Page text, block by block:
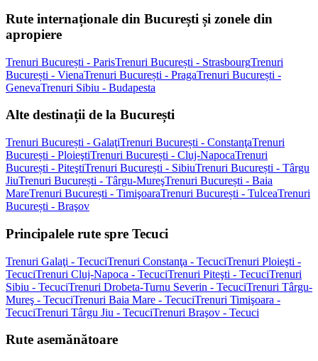
Rute internaționale din București și zonele din
apropiere
Trenuri București - ParisTrenuri București - StrasbourgTrenuri
București - VienaTrenuri București - PragaTrenuri București -
GenevaTrenuri Sibiu - Budapesta
Alte destinații de la București
Trenuri București - GalaţiTrenuri București - ConstanţaTrenuri
București - PloieştiTrenuri București - Cluj-NapocaTrenuri
București - PiteştiTrenuri București - SibiuTrenuri București - Târgu
JiuTrenuri București - Târgu-MureşTrenuri București - Baia
MareTrenuri București - TimişoaraTrenuri București - TulceaTrenuri
București - Braşov
Principalele rute spre Tecuci
Trenuri Galaţi - TecuciTrenuri Constanţa - TecuciTrenuri Ploieşti -
TecuciTrenuri Cluj-Napoca - TecuciTrenuri Piteşti - TecuciTrenuri
Sibiu - TecuciTrenuri Drobeta-Turnu Severin - TecuciTrenuri Târgu-
Mureş - TecuciTrenuri Baia Mare - TecuciTrenuri Timişoara -
TecuciTrenuri Târgu Jiu - TecuciTrenuri Braşov - Tecuci
Rute asemănătoare